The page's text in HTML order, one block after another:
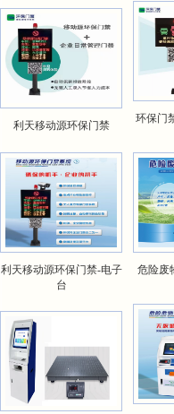
利天移动源环保门禁
环保门
利天移动源环保门禁-电子
台
危险废